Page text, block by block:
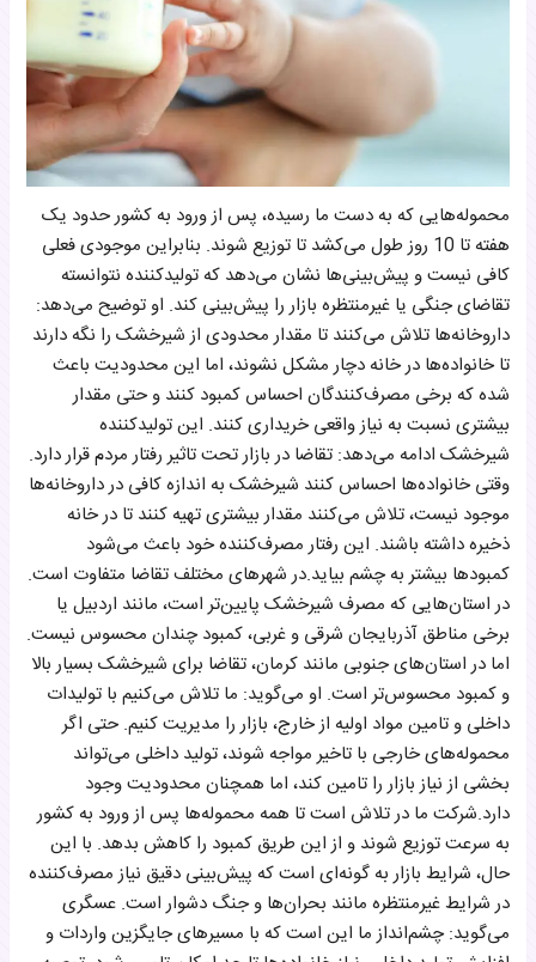
محموله‌هایی که به دست ما رسیده، پس از ورود به کشور حدود یک
هفته تا 10 روز طول می‌کشد تا توزیع شوند. بنابراین موجودی فعلی
کافی نیست و پیش‌بینی‌ها نشان می‌دهد که تولیدکننده نتوانسته
تقاضای جنگی یا غیرمنتظره بازار را پیش‌بینی کند. او توضیح می‌دهد:
داروخانه‌ها تلاش می‌کنند تا مقدار محدودی از شیرخشک را نگه دارند
تا خانواده‌ها در خانه دچار مشکل نشوند، اما این محدودیت باعث
شده که برخی مصرف‌کنندگان احساس کمبود کنند و حتی مقدار
بیشتری نسبت به نیاز واقعی خریداری کنند. این تولیدکننده
شیرخشک ادامه می‌دهد: تقاضا در بازار تحت تاثیر رفتار مردم قرار دارد.
وقتی خانواده‌ها احساس کنند شیرخشک به اندازه کافی در داروخانه‌ها
موجود نیست، تلاش می‌کنند مقدار بیشتری تهیه کنند تا در خانه
ذخیره داشته باشند. این رفتار مصرف‌کننده خود باعث می‌شود
کمبودها بیشتر به چشم بیاید.در شهرهای مختلف تقاضا متفاوت است.
در استان‌هایی که مصرف شیرخشک پایین‌تر است، مانند اردبیل یا
برخی مناطق آذربایجان شرقی و غربی، کمبود چندان محسوس نیست.
اما در استان‌های جنوبی مانند کرمان، تقاضا برای شیرخشک بسیار بالا
و کمبود محسوس‌تر است. او می‌گوید: ما تلاش می‌کنیم با تولیدات
داخلی و تامین مواد اولیه از خارج، بازار را مدیریت کنیم. حتی اگر
محموله‌های خارجی با تاخیر مواجه شوند، تولید داخلی می‌تواند
بخشی از نیاز بازار را تامین کند، اما همچنان محدودیت وجود
دارد.شرکت ما در تلاش است تا همه محموله‌ها پس از ورود به کشور
به سرعت توزیع شوند و از این طریق کمبود را کاهش بدهد. با این
حال، شرایط بازار به گونه‌ای است که پیش‌بینی دقیق نیاز مصرف‌کننده
در شرایط غیرمنتظره مانند بحران‌ها و جنگ دشوار است. عسگری
می‌گوید: چشم‌انداز ما این است که با مسیرهای جایگزین واردات و